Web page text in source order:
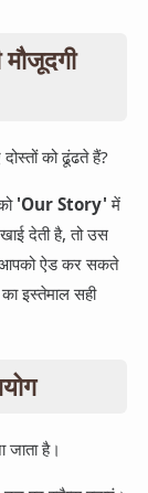
को ढूंढते हैं?
'Our Story' में
देती है, तो उस
ऐड कर सकते
इस्तेमाल सही
जाता है।